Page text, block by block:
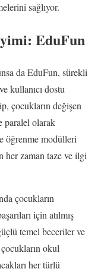
sağlıyor.
EduFun
da EduFun, sürekli
kullanıcı dostu
çocukların değişen
paralel olarak
öğrenme modülleri
her zaman taze ve ilgi
çocukların
için atılmış
temel beceriler ve
okul
her türlü